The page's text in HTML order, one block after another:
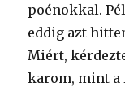
poénokkal.
eddig azt
Miért,
karom, mint a